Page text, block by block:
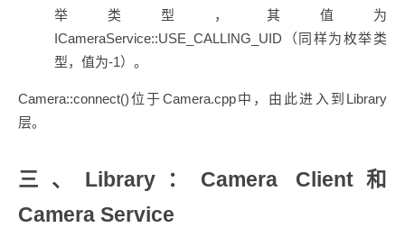
举类型，其值为
ICameraService::USE_CALLING_UID（同样为枚举类
型，值为-1）。
Camera::connect()位于Camera.cpp中，由此进入到Library
层。
三、Library：Camera Client和
Camera Service